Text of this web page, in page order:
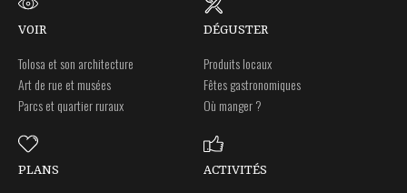
VOIR
Tolosa et son architecture
Art de rue et musées
Parcs et quartier ruraux
DÉGUSTER
Produits locaux
Fêtes gastronomiques
Où manger ?
PLANS ACTIVITÉS